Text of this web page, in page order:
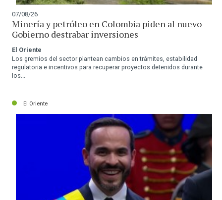
07/08/26
Minería y petróleo en Colombia piden al nuevo
Gobierno destrabar inversiones
El Oriente
Los gremios del sector plantean cambios en trámites, estabilidad
regulatoria e incentivos para recuperar proyectos detenidos durante
los...
El Oriente